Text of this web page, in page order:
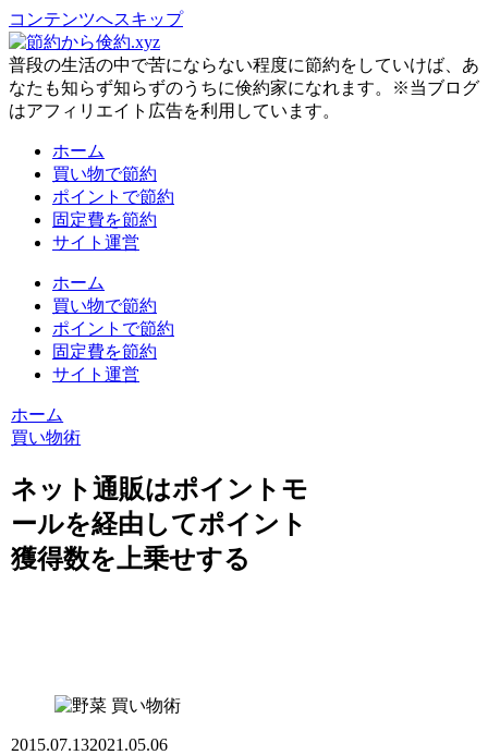
コンテンツへスキップ
普段の生活の中で苦にならない程度に節約をしていけば、あ
なたも知らず知らずのうちに倹約家になれます。※当ブログ
はアフィリエイト広告を利用しています。
ホーム
買い物で節約
ポイントで節約
固定費を節約
サイト運営
ホーム
買い物で節約
ポイントで節約
固定費を節約
サイト運営
ホーム
買い物術
ネット通販はポイントモ
ールを経由してポイント
獲得数を上乗せする
買い物術
2015.07.132021.05.06